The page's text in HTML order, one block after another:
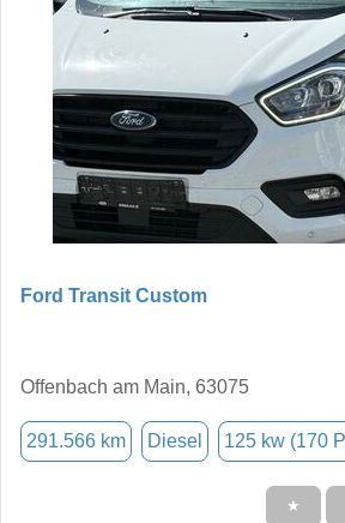
Ford Transit Custom
Offenbach am Main, 63075
291.566 km Diesel 125 kw (170
★